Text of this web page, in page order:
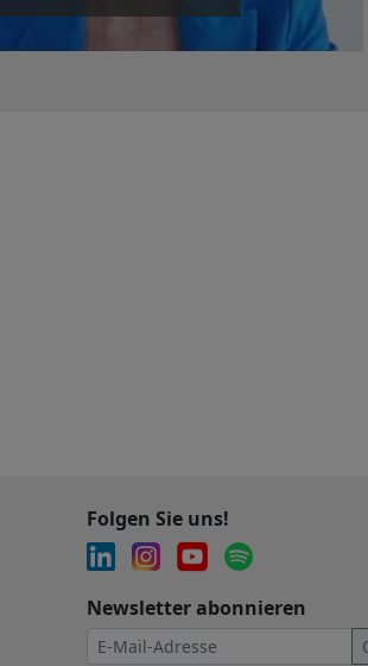
Folgen Sie uns!
Newsletter abonnieren